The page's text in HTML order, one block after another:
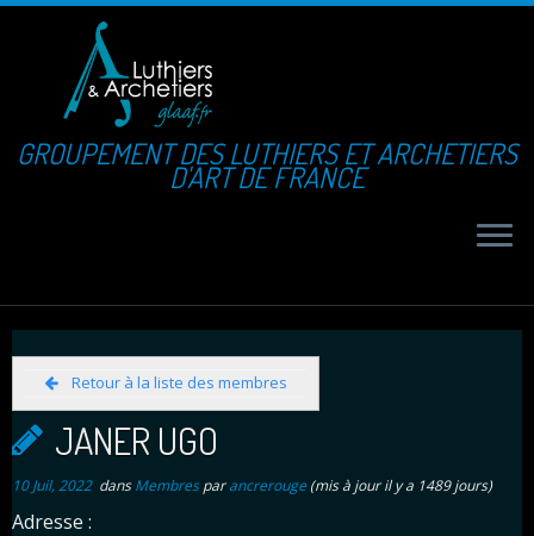
GROUPEMENT DES LUTHIERS ET ARCHETIERS
D'ART DE FRANCE
Retour à la liste des membres
JANER UGO
10 Juil, 2022dansMembresparancrerouge (mis à jour il y a 1489 jours)
Adresse :